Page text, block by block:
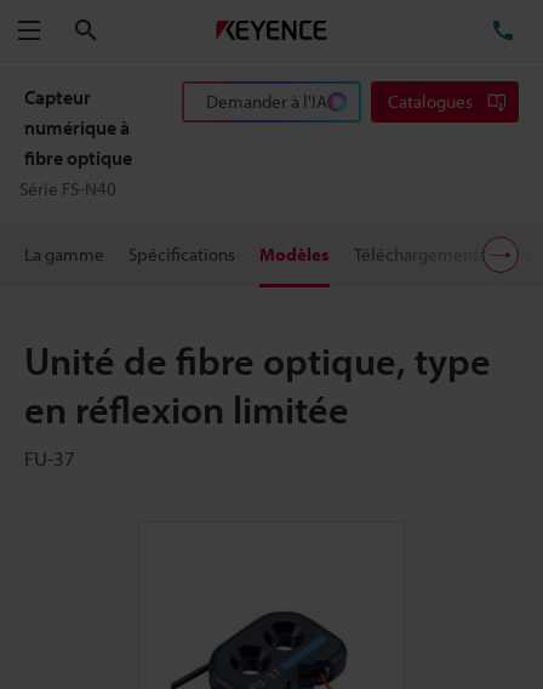
Menu
Capteur
numérique à
fibre optique
Série FS-N40
Demander à l'IA Catalogues
La gamme Spécifications Modèles Téléchargements Prix
Unité de fibre optique, type
en réflexion limitée
FU-37